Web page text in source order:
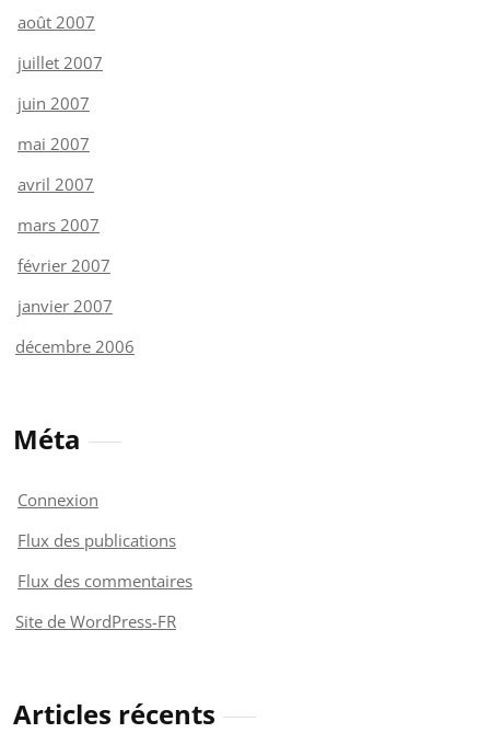
août 2007
juillet 2007
juin 2007
mai 2007
avril 2007
mars 2007
février 2007
janvier 2007
décembre 2006
Méta
Connexion
Flux des publications
Flux des commentaires
Site de WordPress-FR
Articles récents